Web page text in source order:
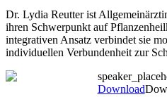
Dr. Lydia Reutter ist
ihren Schwerpunkt auf
integrativen Ansatz verbindet sie
individuellen Verbundenheit zur
Download